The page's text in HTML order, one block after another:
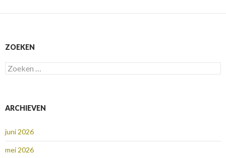
ZOEKEN
Zoeken
naar:
ARCHIEVEN
juni 2026
mei 2026